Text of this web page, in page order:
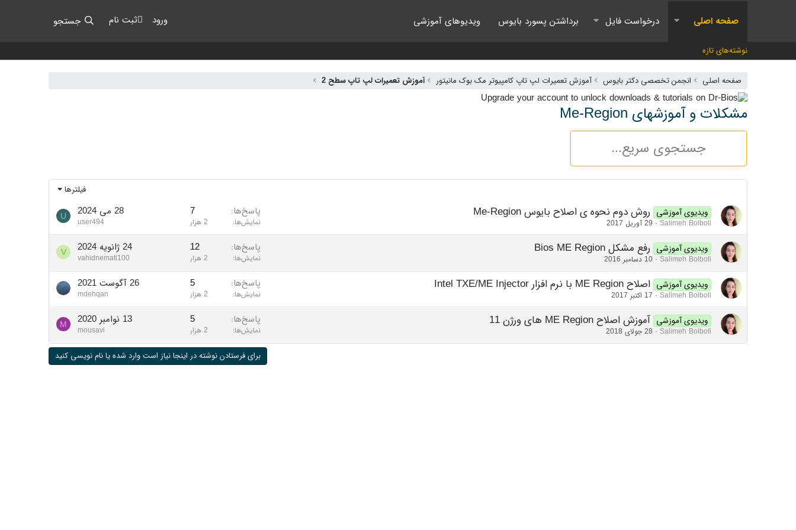
صفحه اصلی درخواست فایل برداشتن پسورد بایوس ویدیوهای آموزشی ورود ثبت نام جستجو
نوشته‌های تازه
صفحه اصلی انجمن تخصصی دکتر بایوس آموزش تعمیرات لپ تاپ کامپیوتر مک بوک مانیتور آموزش تعمیرات لپ تاپ سطح 2
مشکلات و آموزشهای Me-Region
فیلترها
ویدیوی آموزشی روش دوم نحوه ی اصلاح بایوس Me-Region
Salimeh Bolboli 29 آوریل 2017
پاسخ‌ها 7
نمایش‌ها 2 هزار
28 می 2024
user494
U
ویدیوی آموزشی رفع مشکل Bios ME Region
Salimeh Bolboli 10 دسامبر 2016
پاسخ‌ها 12
نمایش‌ها 2 هزار
24 ژانویه 2024
vahidnemati100
V
ویدیوی آموزشی اصلاح ME Region با نرم افزار Intel TXE/ME Injector
Salimeh Bolboli 17 اکتبر 2017
پاسخ‌ها 5
نمایش‌ها 2 هزار
26 آگوست 2021
mdehqan
ویدیوی آموزشی آموزش اصلاح ME Region های ورژن 11
Salimeh Bolboli 28 جولای 2018
پاسخ‌ها 5
نمایش‌ها 2 هزار
13 نوامبر 2020
mousavi
M
برای فرستادن نوشته در اینجا نیاز است وارد شده یا نام نویسی کنید